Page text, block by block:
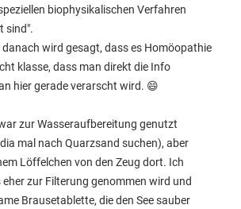
biophysikalischen Verfahren
sind".
danach wird gesagt, dass es Homöopathie
klasse, dass man direkt die Info
hier gerade verarscht wird. 😄
zur Wasseraufbereitung genutzt
mal nach Quarzsand suchen), aber
Löffelchen von den Zeug dort. Ich
zur Filterung genommen wird und
Brausetablette, die den See sauber